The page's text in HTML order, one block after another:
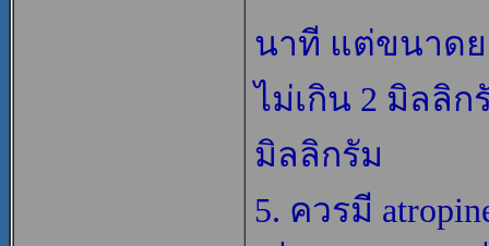
นาที แต่ขนาด
ไม่เกิน 2 มิลลิ
มิลลิกรัม
5. ควรมี